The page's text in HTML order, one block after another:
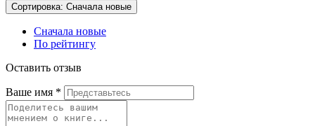
Сортировка: Сначала новые
Сначала новые
По рейтингу
Оставить отзыв
Ваше имя *